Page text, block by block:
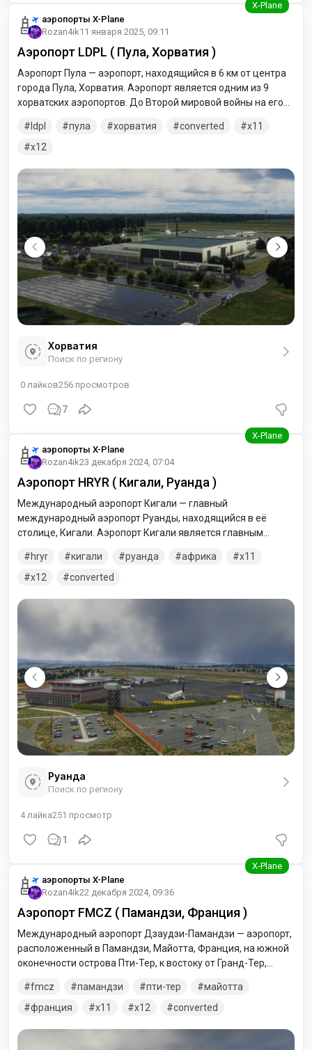
аэропорты X-Plane
Rozan4ik11 января 2025, 09:11
Аэропорт LDPL ( Пула, Хорватия )
Аэропорт Пула — аэропорт, находящийся в 6 км от центра
города Пула, Хорватия. Аэропорт является одним из 9
хорватских аэропортов. До Второй мировой войны на его
года используемые ВВС Югославской народной армии.
ldpl пула хорватия converted
x11
x12
Хорватия
Поиск по региону
0 лайков256 просмотров
7
аэропорты X-Plane
Rozan4ik23 декабря 2024, 07:04
Аэропорт HRYR ( Кигали, Руанда )
Международный аэропорт Кигали — главный
международный аэропорт Руанды, находящийся в её
столице, Кигали. Аэропорт Кигали является главным
приграничные города Гома и Букаву, принадлежащие ДРК.
hryr кигали руанда африка
x11
x12
converted
Руанда
Поиск по региону
4лайка251 просмотр
1
аэропорты X-Plane
Rozan4ik22 декабря 2024, 09:36
Аэропорт FMCZ ( Памандзи, Франция )
Международный аэропорт Дзаудзи-Памандзи — аэропорт,
расположенный в Памандзи, Майотта, Франция, на южной
оконечности острова Пти-Тер, к востоку от Гранд-Тер,
Майотте, выполняющий регулярные рейсы, в основном в
пункты назначения в Африке и в метрополию Франции.
fmcz памандзи пти-тер
майотта
франция
x11 x12 converted